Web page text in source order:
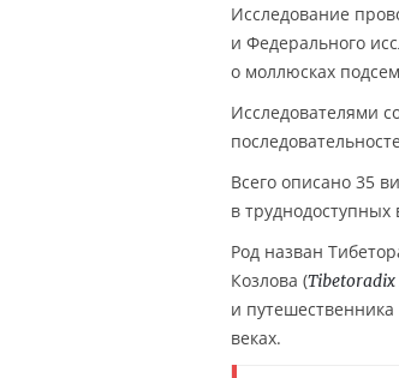
Исследование
и Федерального
о моллюсках
Исследователями
Всего описано 35
в труднодоступных
Род назван
Козлова (
и
веках.